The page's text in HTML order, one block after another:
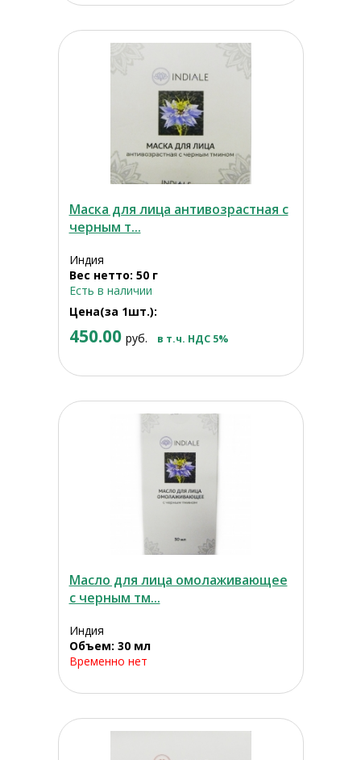
Маска для лица антивозрастная с
черным т...
Индия
Вес нетто: 50 г
Есть в наличии
Цена(за 1шт.):
450.00 руб. в т.ч. НДС 5%
Масло для лица омолаживающее
с черным тм...
Индия
Объем: 30 мл
Временно нет